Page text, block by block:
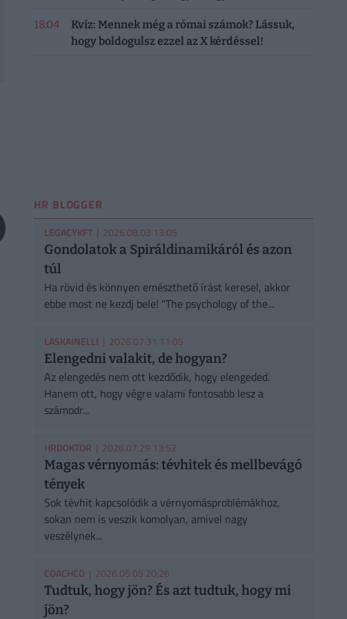
18:04
Kvíz: Mennek még a római számok? Lássuk,
hogy boldogulsz ezzel az X kérdéssel!
HR BLOGGER
LEGACYKFT| 2026.08.03 13:05
Gondolatok a Spiráldinamikáról és azon
túl
Ha rövid és könnyen emészthető írást keresel, akkor
ebbe most ne kezdj bele! "The psychology of the...
LASKAINELLI | 2026.07.31 11:05
Elengedni valakit, de hogyan?
Az elengedés nem ott kezdődik, hogy elengeded.
Hanem ott, hogy végre valami fontosabb lesz a
számodr...
HRDOKTOR | 2026.07.29 13:52
Magas vérnyomás: tévhitek és mellbevágó
tények
Sok tévhit kapcsolódik a vérnyomásproblémákhoz,
sokan nem is veszik komolyan, amivel nagy
veszélynek...
COACHCO | 2026.05.05 20:26
Tudtuk, hogy jön? És azt tudtuk, hogy mi
jön?